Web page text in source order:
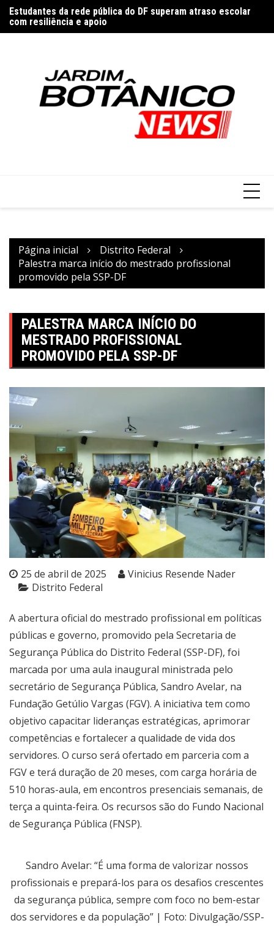
para
o
Estudantes da rede pública do DF superam atraso escolar
com resiliência e apoio
Página inicial
Distrito Federal
Palestra marca início do mestrado profissional
promovido pela SSP-DF
PALESTRA MARCA INÍCIO DO
MESTRADO PROFISSIONAL
PROMOVIDO PELA SSP-DF
25 de abril de 2025
Vinicius Resende Nader
Distrito Federal
A abertura oficial do mestrado profissional em políticas
públicas e governo, promovido pela Secretaria de
Segurança Pública do Distrito Federal (SSP-DF), foi
marcada por uma aula inaugural ministrada pelo
secretário de Segurança Pública, Sandro Avelar, na
Fundação Getúlio Vargas (FGV). A iniciativa tem como
objetivo capacitar lideranças estratégicas, aprimorar
competências e fortalecer a qualidade de vida dos
servidores. O curso será ofertado em parceria com a
FGV e terá duração de 20 meses, com carga horária de
510 horas-aula, em encontros presenciais semanais, de
terça a quinta-feira. Os recursos são do Fundo Nacional
de Segurança Pública (FNSP).
Sandro Avelar: “É uma forma de valorizar nossos
profissionais e prepará-los para os desafios crescentes
da segurança pública, sempre com foco no bem-estar
dos servidores e da população” | Foto: Divulgação/SSP-